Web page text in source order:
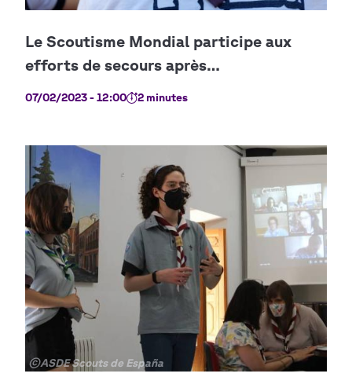
07/02/2023 - 12:00 2 minutes
Copyright
©ASDE Scouts de España